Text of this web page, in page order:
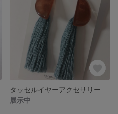
タッセルイヤーアクセサリー
展示中